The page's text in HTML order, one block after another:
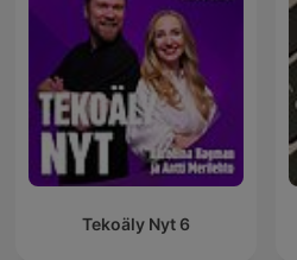
Tekoäly Nyt 6